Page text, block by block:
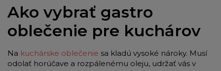
Ako vybrať gastro
oblečenie pre kuchárov
Na kuchárske oblečenie sa kladú vysoké nároky. Musí
odolať horúčave a rozpálenému oleju, udržať vás v